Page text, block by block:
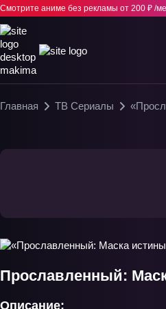
Смотрите аниме без рекламы от 200 ₽ /
Главная ТВ Сериалы
Прославленный:
Описание: